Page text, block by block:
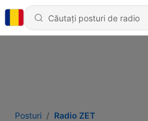
Posturi Radio ZET